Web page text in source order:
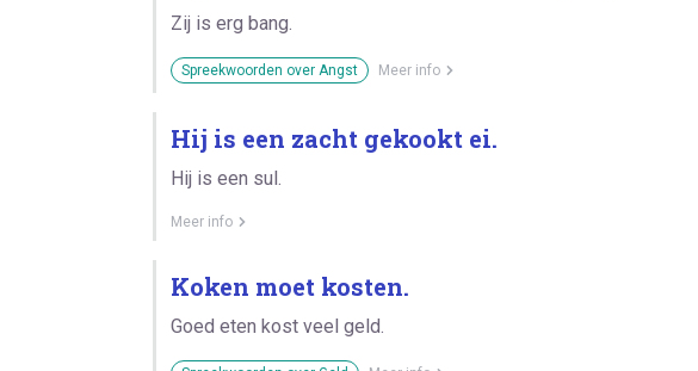
Zij is erg bang.
Spreekwoorden over Angst Meer info
Hij is een zacht gekookt ei.
Hij is een sul.
Meer info
Koken moet kosten.
Goed eten kost veel geld.